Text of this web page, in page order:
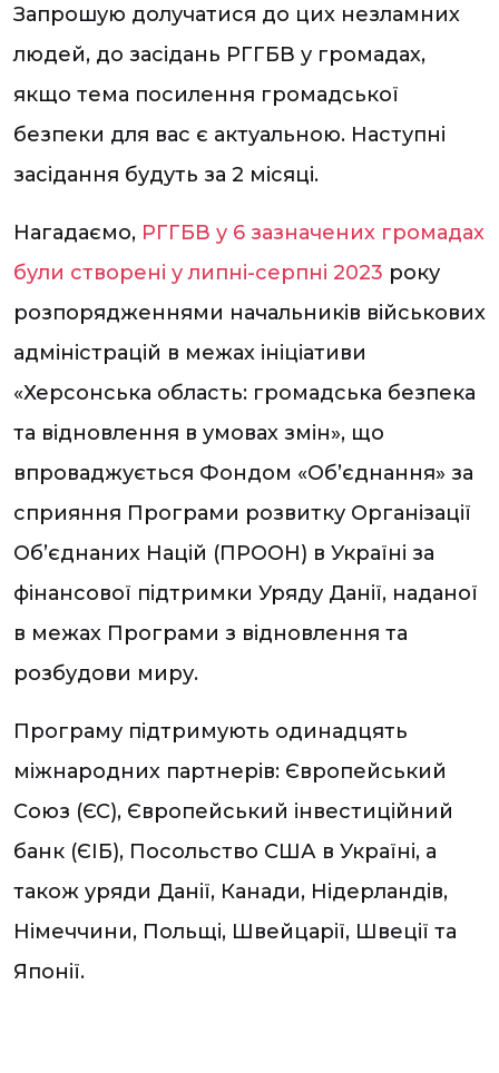
Запрошую долучатися до цих незламних
людей, до засідань РГГБВ у громадах,
якщо тема посилення громадської
безпеки для вас є актуальною. Наступні
засідання будуть за 2 місяці.
Нагадаємо, РГГБВ у 6 зазначених громадах
були створені у липні-серпні 2023 року
розпорядженнями начальників військових
адміністрацій в межах ініціативи
«Херсонська область: громадська безпека
та відновлення в умовах змін», що
впроваджується Фондом «Об’єднання» за
сприяння Програми розвитку Організації
Об’єднаних Націй (ПРООН) в Україні за
фінансової підтримки Уряду Данії, наданої
в межах Програми з відновлення та
розбудови миру.
Програму підтримують одинадцять
міжнародних партнерів: Європейський
Союз (ЄС), Європейський інвестиційний
банк (ЄІБ), Посольство США в Україні, а
також уряди Данії, Канади, Нідерландів,
Німеччини, Польщі, Швейцарії, Швеції та
Японії.